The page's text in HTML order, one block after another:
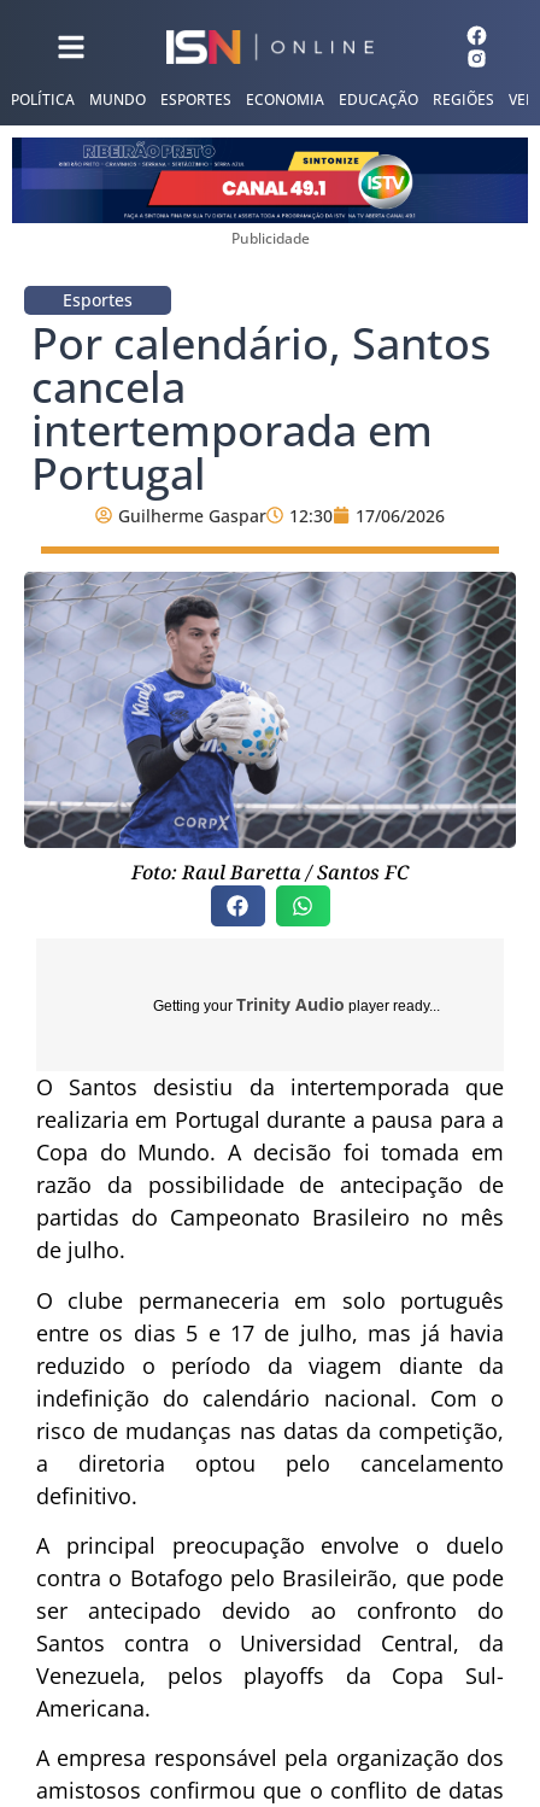
POLÍTICA MUNDO ESPORTES ECONOMIA EDUCAÇÃO REGIÕES
Publicidade
Esportes
Por calendário, Santos
cancela
intertemporada em
Portugal
Guilherme Gaspar 12:30 17/06/2026
Foto: Raul Baretta / Santos FC
Getting your Trinity Audio player ready...
O Santos desistiu da intertemporada que
realizaria em Portugal durante a pausa para a
Copa do Mundo. A decisão foi tomada em
razão da possibilidade de antecipação de
partidas do Campeonato Brasileiro no mês
de julho.
O clube permaneceria em solo português
entre os dias 5 e 17 de julho, mas já havia
reduzido o período da viagem diante da
indefinição do calendário nacional. Com o
risco de mudanças nas datas da competição,
a diretoria optou pelo cancelamento
definitivo.
A principal preocupação envolve o duelo
contra o Botafogo pelo Brasileirão, que pode
ser antecipado devido ao confronto do
Santos contra o Universidad Central, da
Venezuela, pelos playoffs da Copa Sul-
Americana.
A empresa responsável pela organização dos
amistosos confirmou que o conflito de datas